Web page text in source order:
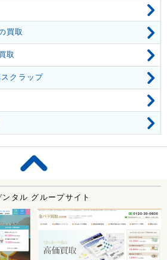
買取
取
クラップ
ンタル グループサイト